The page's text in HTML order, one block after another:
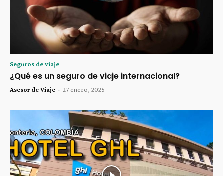
Seguros de viaje
¿Qué es un seguro de viaje internacional?
Asesor de Viaje - 27 enero, 2025